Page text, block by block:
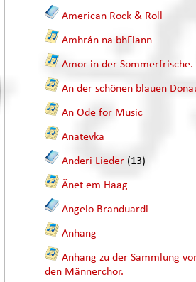
American Rock & Roll
Amhrán na bhFiann
Amor in der Sommerfrische.
An der schönen blauen
An Ode for Music
Anatevka
Anderi Lieder (13)
Änet em Haag
Angelo Branduardi
Anhang
Anhang zu der Sammlung
den Männerchor.